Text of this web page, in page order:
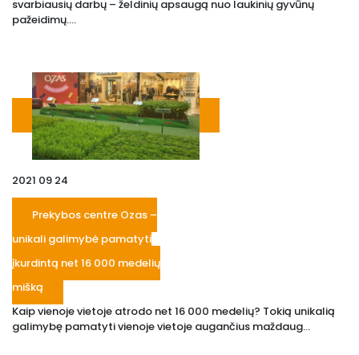
svarbiausių darbų – želdinių apsaugą nuo laukinių gyvūnų
pažeidimų....
2021 09 24
Prekybos centre Ozas –
unikali galimybė pamatyti
įkurdintą net 16 000 medelių
mišką
Kaip vienoje vietoje atrodo net 16 000 medelių? Tokią unikalią
galimybę pamatyti vienoje vietoje augančius maždaug...